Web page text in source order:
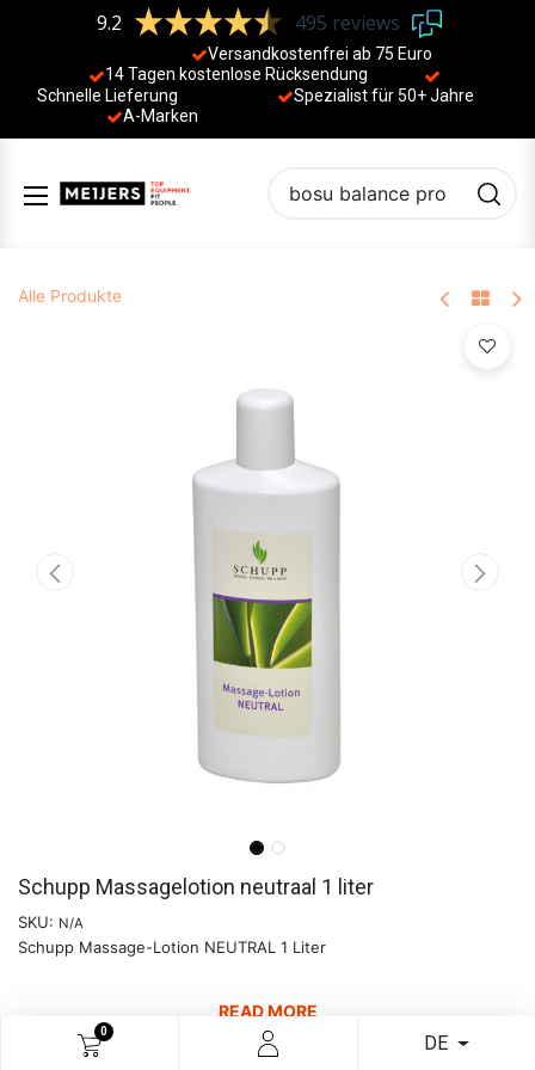
0
DE
9.2 495 reviews
Versandkostenfrei ab 75 Euro
14 Tagen kostenlose Rücksendung
Schnelle Lieferung
Spezialist für 50+ Jahre
A-Marken
Alle Produkte
Schupp Massagelotion neutraal 1 liter
SKU: N/A
Schupp Massage-Lotion NEUTRAL 1 Liter
READ MORE
15,20